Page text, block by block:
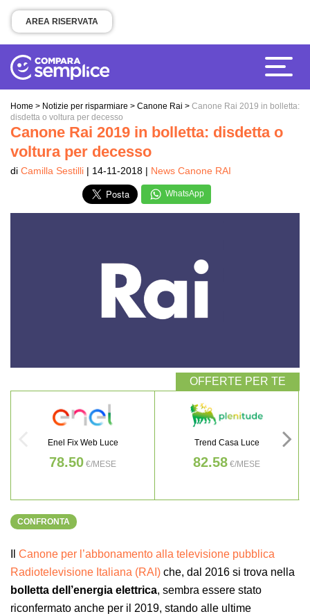
AREA RISERVATA
Home > Notizie per risparmiare > Canone Rai > Canone Rai 2019 in bolletta:
disdetta o voltura per decesso
Canone Rai 2019 in bolletta: disdetta o
voltura per decesso
di Camilla Sestilli | 14-11-2018 | News Canone RAI
WhatsApp
Enel Fix Web Luce
78.50 €/MESE
Trend Casa Luce
82.58 €/MESE
CONFRONTA
Canone per l’abbonamento alla televisione pubblica
Radiotelevisione Italiana (RAI) che, dal 2016 si trova nella
bolletta dell’energia elettrica, sembra essere stato
riconfermato anche per il 2019, stando alle ultime